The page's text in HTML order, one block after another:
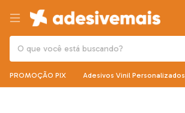
PROMOÇÃO PIX Adesivos Vinil Personalizados